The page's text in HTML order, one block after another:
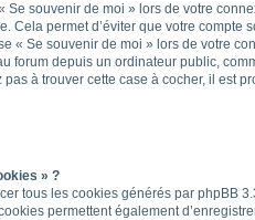
Se souvenir de moi » lors de votre
Cela permet d’éviter que votre compte
« Se souvenir de moi » lors de votre
forum depuis un ordinateur public,
pas à trouver cette case à cocher, il est
» ?
tous les cookies générés par phpBB
permettent également